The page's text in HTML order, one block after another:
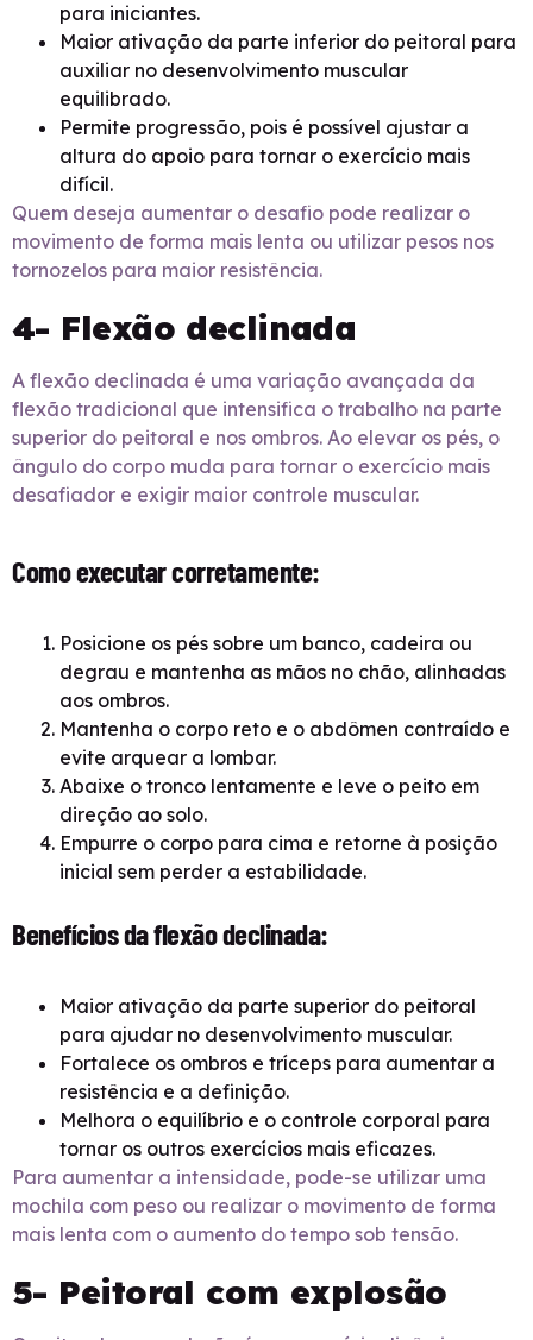
para iniciantes.
Maior ativação da parte inferior do peitoral para
auxiliar no desenvolvimento muscular
equilibrado.
Permite progressão, pois é possível ajustar a
altura do apoio para tornar o exercício mais
difícil.
Quem deseja aumentar o desafio pode realizar o
movimento de forma mais lenta ou utilizar pesos nos
tornozelos para maior resistência.
4- Flexão declinada
A flexão declinada é uma variação avançada da
flexão tradicional que intensifica o trabalho na parte
superior do peitoral e nos ombros. Ao elevar os pés, o
ângulo do corpo muda para tornar o exercício mais
desafiador e exigir maior controle muscular.
Como executar corretamente:
Posicione os pés sobre um banco, cadeira ou
degrau e mantenha as mãos no chão, alinhadas
aos ombros.
Mantenha o corpo reto e o abdômen contraído e
evite arquear a lombar.
Abaixe o tronco lentamente e leve o peito em
direção ao solo.
Empurre o corpo para cima e retorne à posição
inicial sem perder a estabilidade.
Benefícios da flexão declinada:
Maior ativação da parte superior do peitoral
para ajudar no desenvolvimento muscular.
Fortalece os ombros e tríceps para aumentar a
resistência e a definição.
Melhora o equilíbrio e o controle corporal para
tornar os outros exercícios mais eficazes.
Para aumentar a intensidade, pode-se utilizar uma
mochila com peso ou realizar o movimento de forma
mais lenta com o aumento do tempo sob tensão.
5- Peitoral com explosão